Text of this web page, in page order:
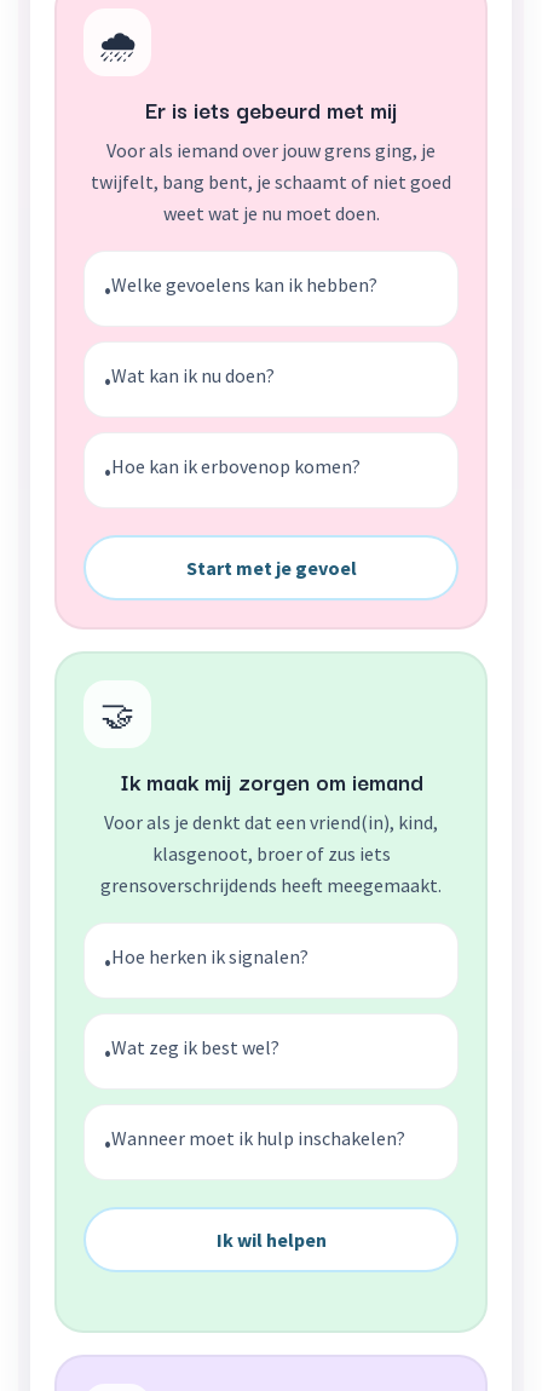
🌧️
Er is iets gebeurd met mij
Voor als iemand over jouw grens ging, je
twijfelt, bang bent, je schaamt of niet goed
weet wat je nu moet doen.
•Welke gevoelens kan ik hebben?
•Wat kan ik nu doen?
•Hoe kan ik erbovenop komen?
Start met je gevoel
🤝
Ik maak mij zorgen om iemand
Voor als je denkt dat een vriend(in), kind,
klasgenoot, broer of zus iets
grensoverschrijdends heeft meegemaakt.
•Hoe herken ik signalen?
•Wat zeg ik best wel?
•Wanneer moet ik hulp inschakelen?
Ik wil helpen